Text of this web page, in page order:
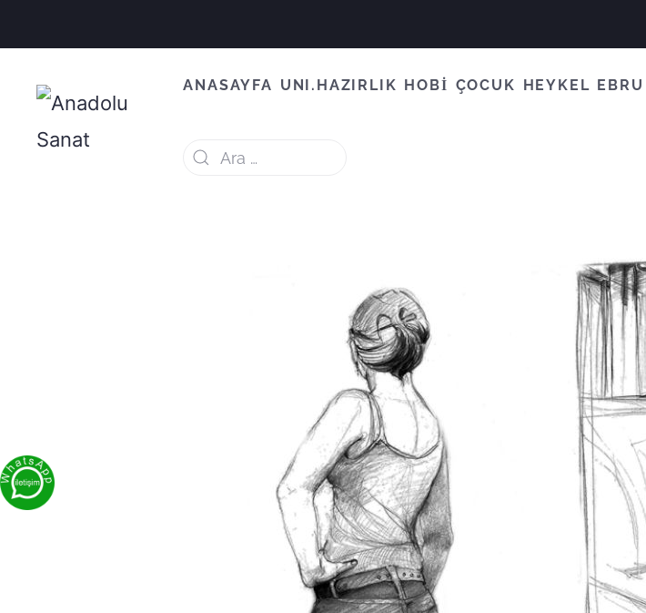
ANASAYFA UNI.HAZIRLIK HOBİ ÇOCUK HEYKEL EBRU